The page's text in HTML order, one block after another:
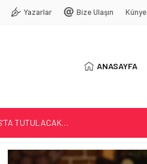
Yazarlar Bize Ulaşın Künye
ANASAYFA
TUTULACAK…
YAŞ BAĞIMLILIĞI
3,5 YIL OLDU